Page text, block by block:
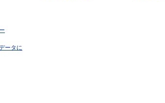
ータに